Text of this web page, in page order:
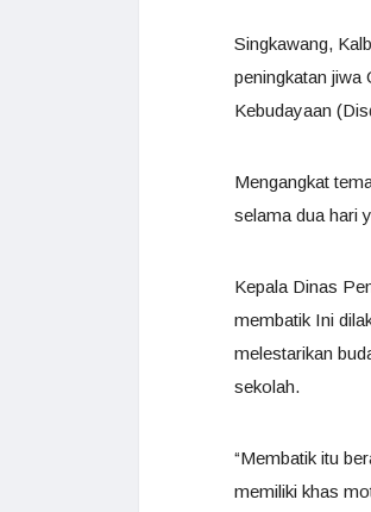
Singkawang,
peningkatan jiwa
Kebudayaan
Mengangkat
selama dua hari
Kepala Dinas
membatik Ini
melestarikan
sekolah.
“Membatik itu
memiliki khas